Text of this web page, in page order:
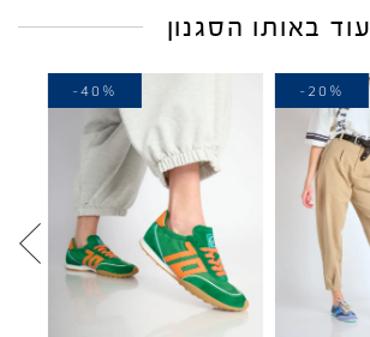
עוד באותו הסגנון
-20%
-40%